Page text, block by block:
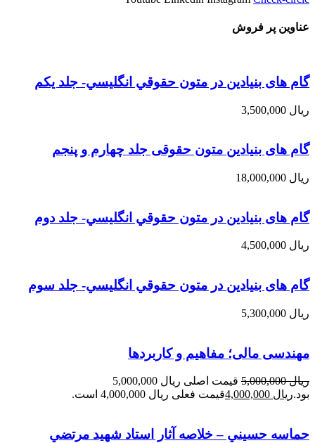
عناوین پر فروش
گام های بنیادین در متون حقوقي انگليسي- جلد يكم
ریال
گام های بنیادین متون حقوقی جلد چهارم و پنجم
ریال
گام های بنیادین در متون حقوقي انگليسي- جلد دوم
ریال
گام های بنیادین در متون حقوقي انگليسي- جلد سوم
ریال
مهندسی مالی؛ مفاهیم و کاربردها
ریال5,000,000
قیمت اصلی ریال 5,000,000
بود.ریال قیمت فعلی ریال 4,000,000 است.
حماسه حسيني – خلاصه آثار استاد شهيد مرتضي